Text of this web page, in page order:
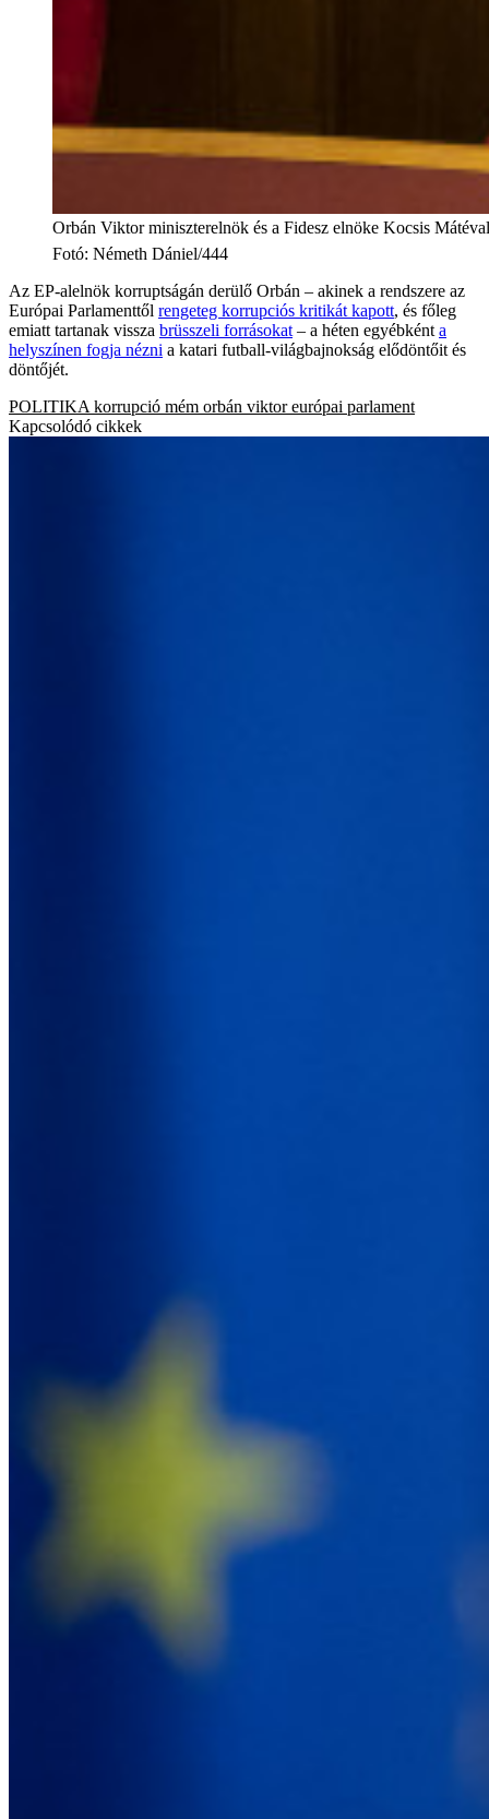
Orbán Viktor miniszterelnök és a Fidesz elnöke Kocsis
Fotó: Németh Dániel/444
Az EP-alelnök korruptságán derülő Orbán – akinek a rendszere az
Európai Parlamenttől rengeteg korrupciós kritikát kapott, és főleg
emiatt tartanak vissza brüsszeli forrásokat – a héten egyébként a
helyszínen fogja nézni a katari futball-világbajnokság elődöntőit és
döntőjét.
POLITIKA korrupció mém orbán viktor európai parlament
Kapcsolódó cikkek